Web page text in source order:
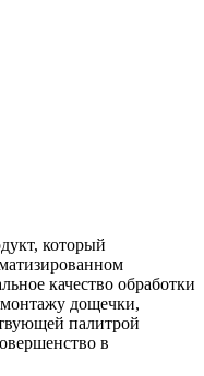
который
качество обработки
дощечки,
палитрой
в